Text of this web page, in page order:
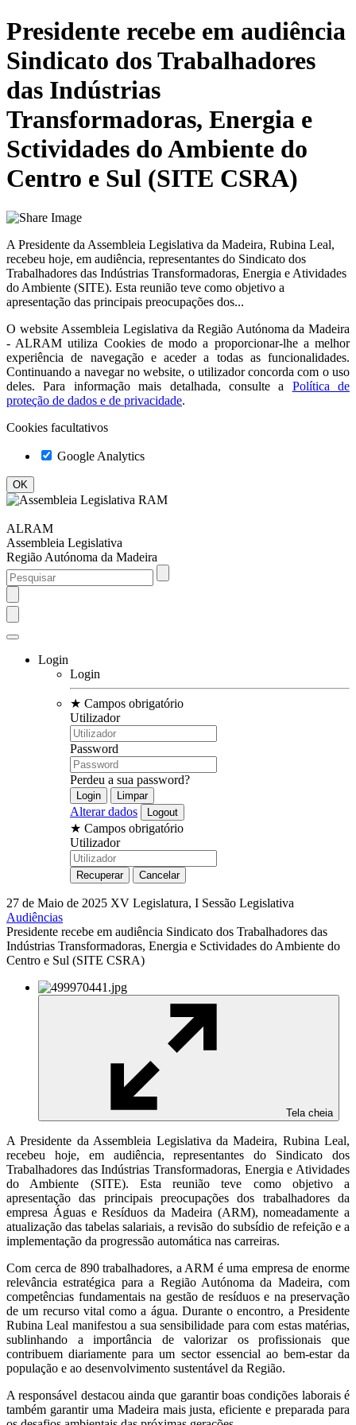
Presidente recebe em audiência
Sindicato dos Trabalhadores
das Indústrias
Transformadoras, Energia e
Sctividades do Ambiente do
Centro e Sul (SITE CSRA)
A Presidente da Assembleia Legislativa da Madeira, Rubina Leal,
recebeu hoje, em audiência, representantes do Sindicato dos
Trabalhadores das Indústrias Transformadoras, Energia e Atividades
do Ambiente (SITE). Esta reunião teve como objetivo a
apresentação das principais preocupações dos...
O website Assembleia Legislativa da Região Autónoma da Madeira
- ALRAM utiliza Cookies de modo a proporcionar-lhe a melhor
experiência de navegação e aceder a todas as funcionalidades.
Continuando a navegar no website, o utilizador concorda com o uso
deles. Para informação mais detalhada, consulte a
Política de
proteção de dados e de privacidade.
Cookies facultativos
Google Analytics
ALRAM
Assembleia Legislativa
Região Autónoma da Madeira
Login
Login
★ Campos obrigatório
Utilizador
Password
Perdeu a sua password?
Alterar dados
★ Campos obrigatório
Utilizador
27 de Maio de 2025 XV Legislatura, I Sessão Legislativa
Audiências
Presidente recebe em audiência Sindicato dos Trabalhadores das
Indústrias Transformadoras, Energia e Sctividades do Ambiente do
Centro e Sul (SITE CSRA)
Tela cheia
A Presidente da Assembleia Legislativa da Madeira, Rubina Leal,
recebeu hoje, em audiência, representantes do Sindicato dos
Trabalhadores das Indústrias Transformadoras, Energia e Atividades
do Ambiente (SITE). Esta reunião teve como objetivo a
apresentação das principais preocupações dos trabalhadores da
empresa Águas e Resíduos da Madeira (ARM), nomeadamente a
atualização das tabelas salariais, a revisão do subsídio de refeição e a
implementação da progressão automática nas carreiras.
Com cerca de 890 trabalhadores, a ARM é uma empresa de enorme
relevância estratégica para a Região Autónoma da Madeira, com
competências fundamentais na gestão de resíduos e na preservação
de um recurso vital como a água. Durante o encontro, a Presidente
Rubina Leal manifestou a sua sensibilidade para com estas matérias,
sublinhando a importância de valorizar os profissionais que
contribuem diariamente para um sector essencial ao bem-estar da
população e ao desenvolvimento sustentável da Região.
A responsável destacou ainda que garantir boas condições laborais é
também garantir uma Madeira mais justa, eficiente e preparada para